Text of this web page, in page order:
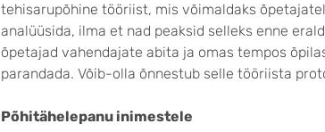
tehisaru­põhine tööriist, mis võimaldaks
analüüsida, ilma et nad peaksid selleks enne
õpetajad vahendajate abita ja omas tempos
paran­dada. Võib-olla õnnestub selle töö­riista
Põhitähelepanu inimestele